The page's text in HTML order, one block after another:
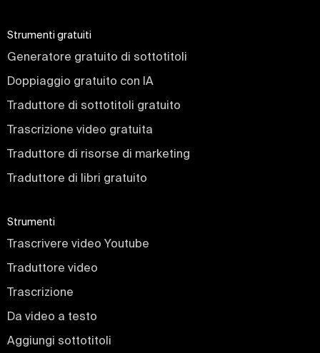
Strumenti gratuiti
Generatore gratuito di sottotitoli
Doppiaggio gratuito con IA
Traduttore di sottotitoli gratuito
Trascrizione video gratuita
Traduttore di risorse di marketing
Traduttore di libri gratuito
Strumenti
Trascrivere video Youtube
Traduttore video
Trascrizione
Da video a testo
Aggiungi sottotitoli